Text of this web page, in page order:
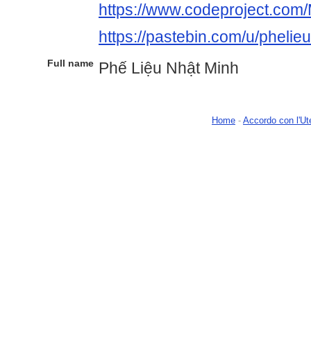
https://
https://pastebin.com/u/
Full name Phế Liệu Nhật Minh
Home - Accordo con